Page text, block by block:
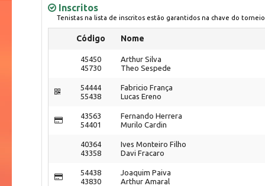
Inscritos
Tenistas na lista de inscritos estão garantidos na chave do torneio
Código Nome
45450
45730
Arthur Silva
Theo Sespede
54444
55438
Fabricio França
Lucas Ereno
43563
54401
Fernando Herrera
Murilo Cardin
40364
43358
Ives Monteiro Filho
Davi Fracaro
54438
43830
Joaquim Paiva
Arthur Amaral